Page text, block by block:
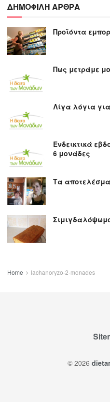
ΔΗΜΟΦΙΛΗ ΑΡΘΡΑ
Προϊόντα
Πως μετράμε
Λίγα λόγια
Ενδεικτικά
6 μονάδες
Τα
Home lachanoryzo-2-monades
© 2026